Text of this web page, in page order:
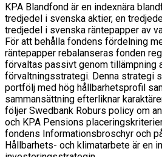
KPA Blandfond är en indexnära
tredjedel i svenska aktier, en
tredjedel i svenska räntepapper av
För att behålla fondens fördelning
räntepapper rebalanseras fonden
förvaltas passivt genom tillämpning
förvaltningsstrategi. Denna strategi
portfölj med hög hållbarhetsprofil
sammansättning efterliknar
följer Swedbank Roburs policy om
och KPA Pensions
fondens Informationsbroschyr och
Hållbarhets- och klimatarbete är en